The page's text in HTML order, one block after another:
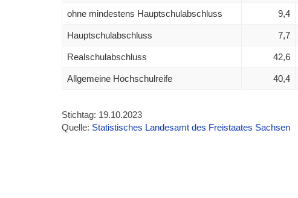
ohne mindestens Hauptschulabschluss
9,4
Hauptschulabschluss 7,7
Realschulabschluss 42,6
Allgemeine Hochschulreife 40,4
Stichtag: 19.10.2023
Quelle: Statistisches Landesamt des Freistaates Sachsen